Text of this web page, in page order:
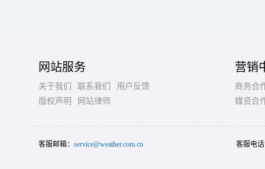
网站服务
关于我们 联系我们
用户反馈
版权声明
网站律师
营销
商务合
媒资合
客服邮箱： service@weather.com.cn 客服电